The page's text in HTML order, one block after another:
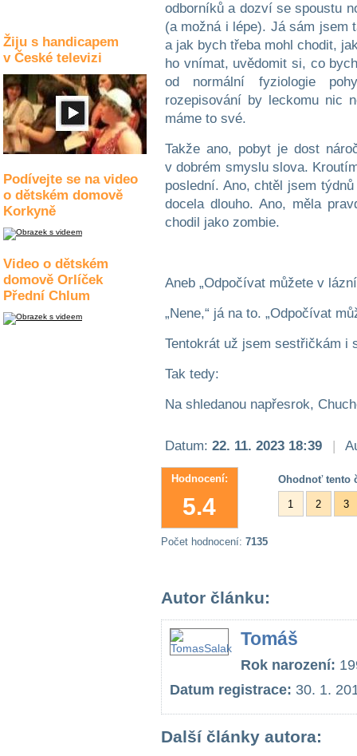
Žiju s handicapem
v České televizi
Podívejte se na video
o dětském domově
Korkyně
Video o dětském
domově Orlíček
Přední Chlum
odborníků a dozví se spoustu
(a možná i lépe). Já sám jsem
a jak bych třeba mohl chodit,
ho vnímat, uvědomit si, co
od normální fyziologie
rozepisování by leckomu nic
máme to své.
Takže ano, pobyt je dost
v dobrém smyslu slova.
poslední. Ano, chtěl jsem
docela dlouho. Ano, měla
chodil jako zombie.
Aneb „Odpočívat můžete v
„Nene,“ já na to. „Odpočívat
Tentokrát už jsem sestřičkám i
Tak tedy:
Na shledanou napřesrok,
Datum: 22. 11. 2023 18:39 |
Hodnocení:
5.4
Ohodnoť tento
1 2 3
Počet hodnocení: 7135
Autor článku:
Tomáš
Rok narození:
Datum registrace: 30. 1.
Další články autora: